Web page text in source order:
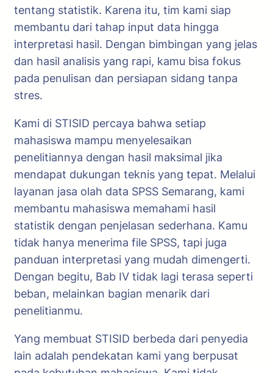
tentang statistik. Karena itu, tim kami siap
membantu dari tahap input data hingga
interpretasi hasil. Dengan bimbingan yang jelas
dan hasil analisis yang rapi, kamu bisa fokus
pada penulisan dan persiapan sidang tanpa
stres.
Kami di STISID percaya bahwa setiap
mahasiswa mampu menyelesaikan
penelitiannya dengan hasil maksimal jika
mendapat dukungan teknis yang tepat. Melalui
layanan jasa olah data SPSS Semarang, kami
membantu mahasiswa memahami hasil
statistik dengan penjelasan sederhana. Kamu
tidak hanya menerima file SPSS, tapi juga
panduan interpretasi yang mudah dimengerti.
Dengan begitu, Bab IV tidak lagi terasa seperti
beban, melainkan bagian menarik dari
penelitianmu.
Yang membuat STISID berbeda dari penyedia
lain adalah pendekatan kami yang berpusat